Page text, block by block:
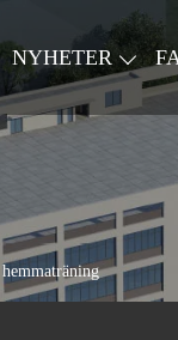
NYHETER